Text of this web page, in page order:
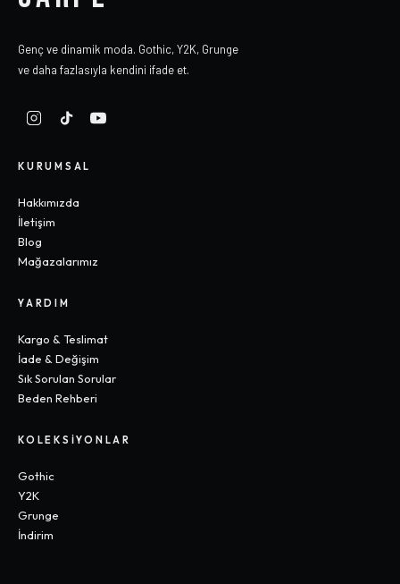
Genç ve dinamik moda. Gothic, Y2K, Grunge
ve daha fazlasıyla kendini ifade et.
KURUMSAL
Hakkımızda
İletişim
Blog
Mağazalarımız
YARDIM
Kargo & Teslimat
İade & Değişim
Sık Sorulan Sorular
Beden Rehberi
KOLEKSIYONLAR
Gothic
Y2K
Grunge
İndirim